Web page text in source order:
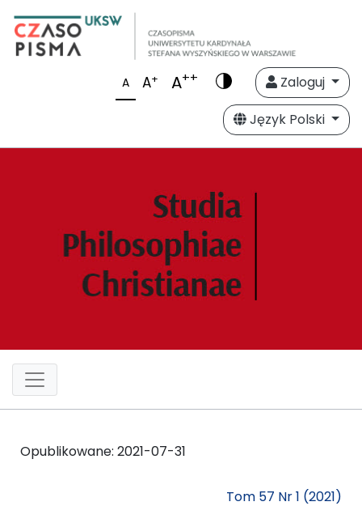
A A+ A++
Zaloguj
Język Polski
Opublikowane: 2021-07-31
Tom 57 Nr 1 (2021)